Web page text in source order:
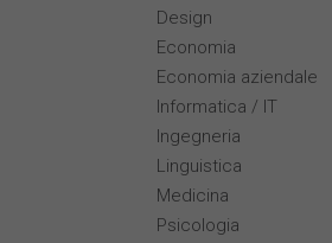
Design
Economia
Economia aziendale
Informatica / IT
Ingegneria
Linguistica
Medicina
Psicologia